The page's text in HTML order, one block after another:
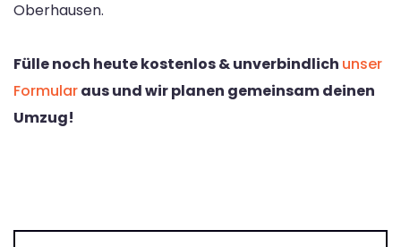
Oberhausen.
Fülle noch heute kostenlos & unverbindlich unser
Formularaus und wir planen gemeinsam deinen
Umzug!